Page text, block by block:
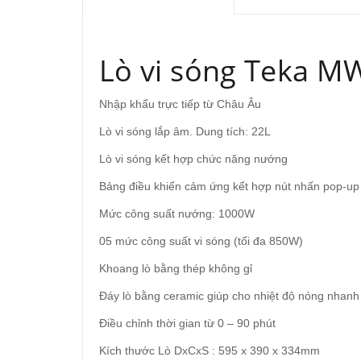
Lò vi sóng Teka
Nhập khẩu trực tiếp từ Châu Âu
Lò vi sóng lắp âm. Dung tích: 22L
Lò vi sóng kết hợp chức năng nướng
Bảng điều khiển cảm ứng kết hợp nút nhấn pop-up
Mức công suất nướng: 1000W
05 mức công suất vi sóng (tối đa 850W)
Khoang lò bằng thép không gỉ
Đáy lò bằng ceramic giúp cho nhiệt độ nóng
Điều chỉnh thời gian từ 0 – 90 phút
Kích thước Lò DxCxS : 595 x 390 x 334mm